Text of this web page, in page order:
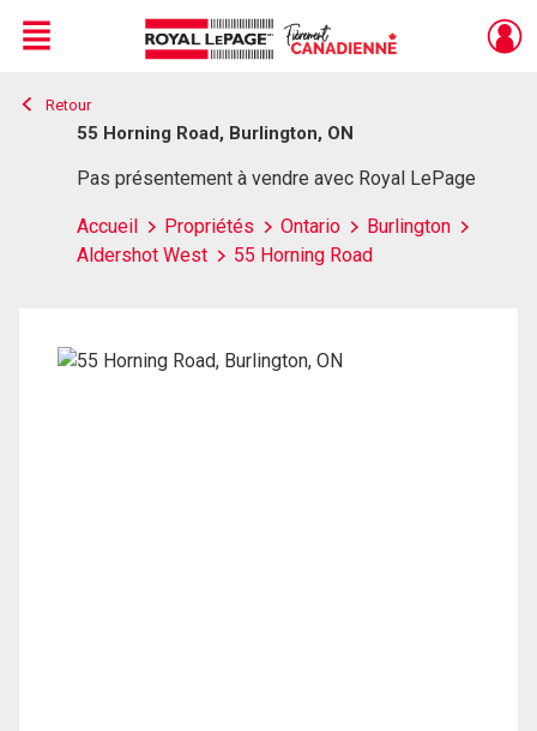
Live
En Direct
Menu
Retour
55 Horning Road, Burlington, ON
Pas présentement à vendre avec Royal LePage
Accueil Propriétés Ontario
Burlington
Aldershot West
55 Horning Road